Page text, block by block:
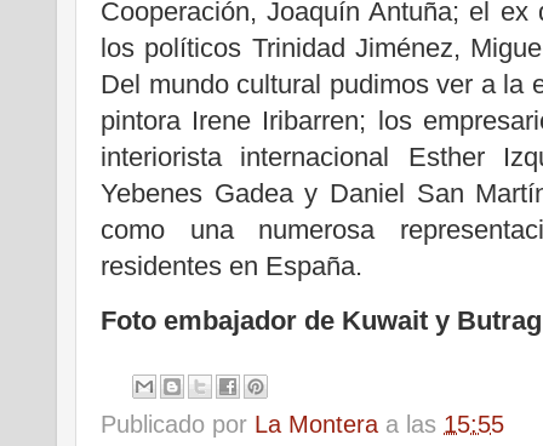
Cooperación, Joaquín Antuña; el ex
los políticos Trinidad Jiménez,
Del mundo cultural pudimos ver a la
pintora Irene Iribarren; los
interiorista internacional Esther
Yebenes Gadea y Daniel San
como una numerosa
residentes en España.
Foto embajador de Kuwait y
Publicado por La Montera a las 15:55